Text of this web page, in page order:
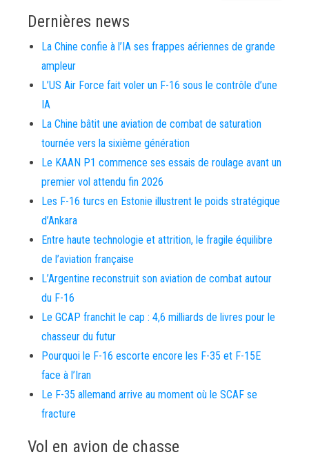
Dernières news
La Chine confie à l’IA ses frappes aériennes de grande
ampleur
L’US Air Force fait voler un F-16 sous le contrôle d’une
IA
La Chine bâtit une aviation de combat de saturation
tournée vers la sixième génération
Le KAAN P1 commence ses essais de roulage avant un
premier vol attendu fin 2026
Les F-16 turcs en Estonie illustrent le poids stratégique
d’Ankara
Entre haute technologie et attrition, le fragile équilibre
de l’aviation française
L’Argentine reconstruit son aviation de combat autour
du F-16
Le GCAP franchit le cap : 4,6 milliards de livres pour le
chasseur du futur
Pourquoi le F-16 escorte encore les F-35 et F-15E
face à l’Iran
Le F-35 allemand arrive au moment où le SCAF se
fracture
Vol en avion de chasse